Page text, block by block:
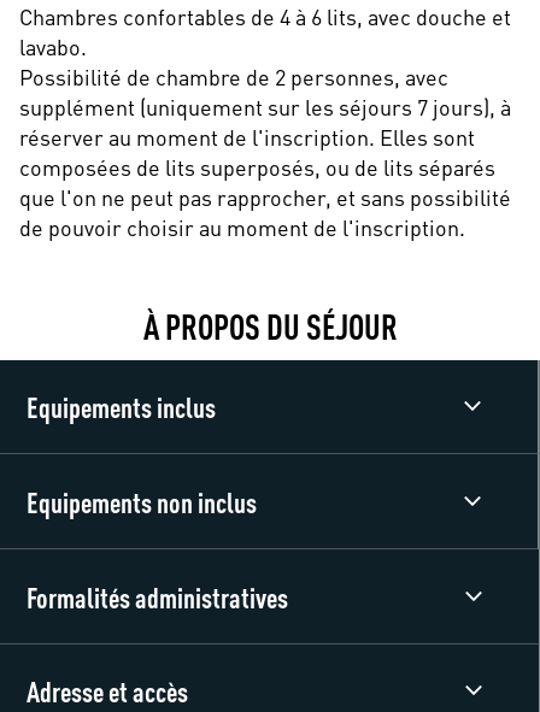
Chambres confortables de 4 à 6 lits, avec douche et
lavabo.
Possibilité de chambre de 2 personnes, avec
supplément (uniquement sur les séjours 7 jours), à
réserver au moment de l'inscription. Elles sont
composées de lits superposés, ou de lits séparés
que l'on ne peut pas rapprocher, et sans possibilité
de pouvoir choisir au moment de l'inscription.
À PROPOS DU SÉJOUR
Equipements inclus
Equipements non inclus
Formalités administratives
Adresse et accès